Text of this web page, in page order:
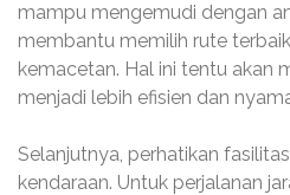
mampu mengemudi dengan
membantu memilih rute
kemacetan. Hal ini tentu akan
menjadi lebih efisien dan
Selanjutnya, perhatikan
kendaraan. Untuk perjalanan